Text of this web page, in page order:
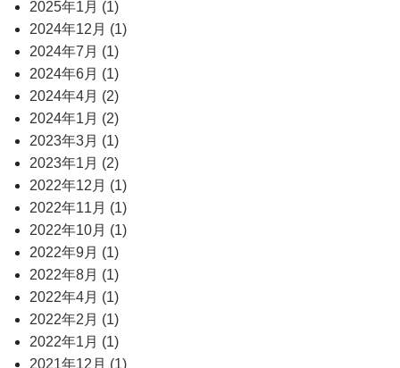
2025年1月 (1)
2024年12月 (1)
2024年7月 (1)
2024年6月 (1)
2024年4月 (2)
2024年1月 (2)
2023年3月 (1)
2023年1月 (2)
2022年12月 (1)
2022年11月 (1)
2022年10月 (1)
2022年9月 (1)
2022年8月 (1)
2022年4月 (1)
2022年2月 (1)
2022年1月 (1)
2021年12月 (1)